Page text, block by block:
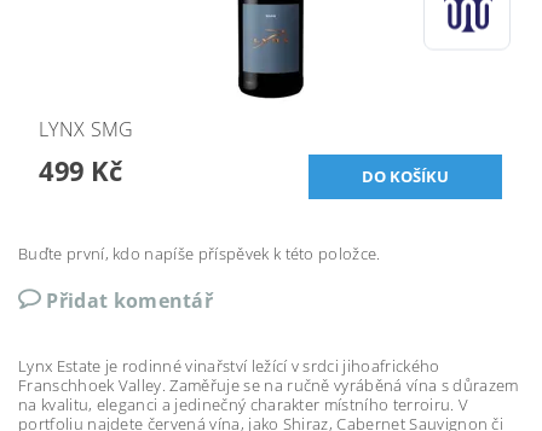
LYNX SMG
499 Kč
Buďte první, kdo napíše příspěvek k této položce.
Přidat komentář
Lynx Estate je rodinné vinařství ležící v srdci jihoafrického
Franschhoek Valley. Zaměřuje se na ručně vyráběná vína s důrazem
na kvalitu, eleganci a jedinečný charakter místního terroiru. V
portfoliu najdete červená vína, jako Shiraz, Cabernet Sauvignon či